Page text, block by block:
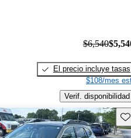
$6,540
El precio incluye tasas
$108/mes
Verif. disponibilidad